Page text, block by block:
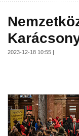
2023-12-18 10:55 |